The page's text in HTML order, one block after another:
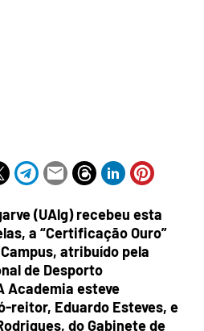
(UAlg) recebeu esta
a “Certificação Ouro”
atribuído pela
de Desporto
Academia esteve
reitor, Eduardo Esteves, e
do Gabinete de